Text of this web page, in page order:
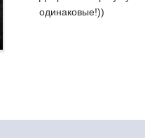
одинаковые!))